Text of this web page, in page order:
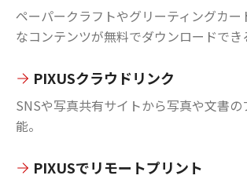
ペーパークラフトやグリーティングカー
なコンテンツが無料でダウンロードでき
PIXUSクラウドリンク
SNSや写真共有サイトから写真や文書の
能。
PIXUSでリモートプリント